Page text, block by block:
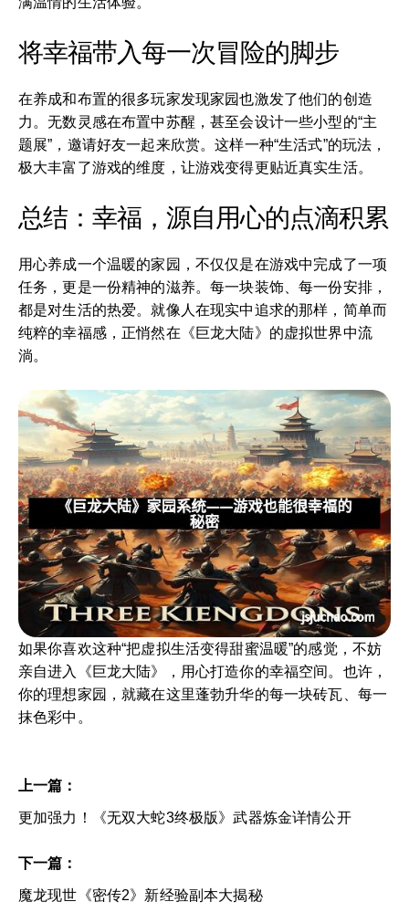
将幸福带入每一次冒险的脚步
在养成和布置的很多玩家发现家园也激发了他们的创造
力。无数灵感在布置中苏醒，甚至会设计一些小型的“主
题展”，邀请好友一起来欣赏。这样一种“生活式”的玩法，
极大丰富了游戏的维度，让游戏变得更贴近真实生活。
总结：幸福，源自用心的点滴积累
用心养成一个温暖的家园，不仅仅是在游戏中完成了一项
任务，更是一份精神的滋养。每一块装饰、每一份安排，
都是对生活的热爱。就像人在现实中追求的那样，简单而
纯粹的幸福感，正悄然在《巨龙大陆》的虚拟世界中流
淌。
如果你喜欢这种“把虚拟生活变得甜蜜温暖”的感觉，不妨
亲自进入《巨龙大陆》，用心打造你的幸福空间。也许，
你的理想家园，就藏在这里蓬勃升华的每一块砖瓦、每一
抹色彩中。
上一篇：
更加强力！《无双大蛇3终极版》武器炼金详情公开
下一篇：
魔龙现世《密传2》新经验副本大揭秘